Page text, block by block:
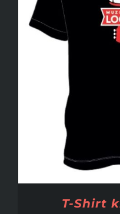
T-Shirt